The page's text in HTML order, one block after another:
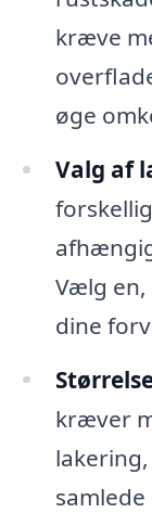
kræve
øge
Valg af
Vælg
dine
kræver
samlede